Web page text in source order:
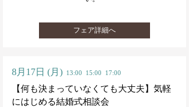
フェア詳細へ
8月17日 (月) 13:00 15:00 17:00
【何も決まっていなくても大丈夫】気軽
にはじめる結婚式相談会